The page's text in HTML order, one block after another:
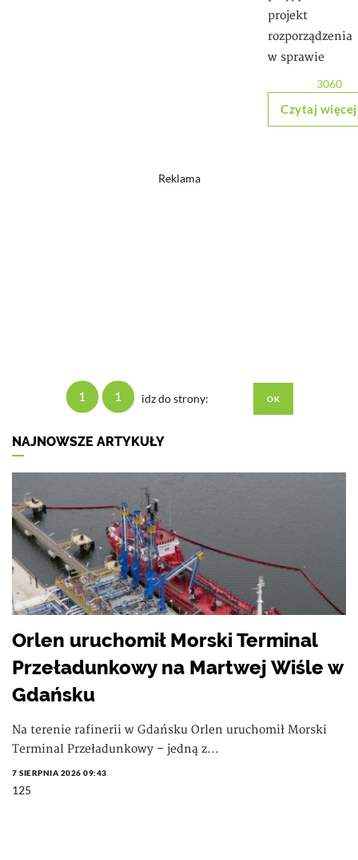
projekt
rozporządzenia
w sprawie
3060
Czytaj więcej
Reklama
1 1 idz do strony:
NAJNOWSZE ARTYKUŁY
Orlen uruchomił Morski Terminal
Przeładunkowy na Martwej Wiśle w
Gdańsku
Na terenie rafinerii w Gdańsku Orlen uruchomił Morski
Terminal Przeładunkowy – jedną z...
7 SIERPNIA 2026 09:43
125